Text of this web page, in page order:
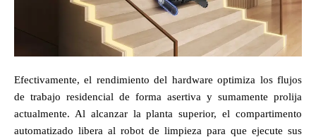
Efectivamente, el rendimiento del hardware optimiza los flujos
de trabajo residencial de forma asertiva y sumamente prolija
actualmente. Al alcanzar la planta superior, el compartimento
automatizado libera al robot de limpieza para que ejecute sus